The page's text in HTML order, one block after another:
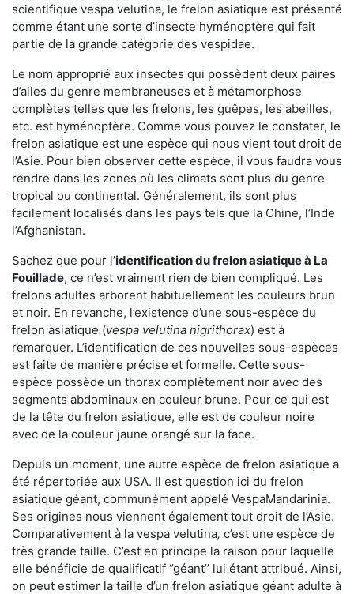
scientifique vespa velutina, le frelon asiatique est présenté
comme étant une sorte d’insecte hyménoptère qui fait
partie de la grande catégorie des vespidae.
Le nom approprié aux insectes qui possèdent deux paires
d’ailes du genre membraneuses et à métamorphose
complètes telles que les frelons, les guêpes, les abeilles,
etc. est hyménoptère. Comme vous pouvez le constater, le
frelon asiatique est une espèce qui nous vient tout droit de
l’Asie. Pour bien observer cette espèce, il vous faudra vous
rendre dans les zones où les climats sont plus du genre
tropical ou continental. Généralement, ils sont plus
facilement localisés dans les pays tels que la Chine, l’Inde
l’Afghanistan.
Sachez que pour l’identification du frelon asiatiqueà La
Fouillade, ce n’est vraiment rien de bien compliqué. Les
frelons adultes arborent habituellement les couleurs brun
et noir. En revanche, l’existence d’une sous-espèce du
frelon asiatique (vespa velutina nigrithorax) est à
remarquer. L’identification de ces nouvelles sous-espèces
est faite de manière précise et formelle. Cette sous-
espèce possède un thorax complètement noir avec des
segments abdominaux en couleur brune. Pour ce qui est
de la tête du frelon asiatique, elle est de couleur noire
avec de la couleur jaune orangé sur la face.
Depuis un moment, une autre espèce de frelon asiatique a
été répertoriée aux USA. Il est question ici du frelon
asiatique géant, communément appelé VespaMandarinia.
Ses origines nous viennent également tout droit de l’Asie.
Comparativement à la vespa velutina, c’est une espèce de
très grande taille. C’est en principe la raison pour laquelle
elle bénéficie de qualificatif ‘’géant’’ lui étant attribué. Ainsi,
on peut estimer la taille d’un frelon asiatique géant adulte à